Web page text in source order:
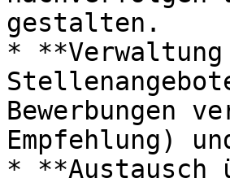
gestalten.
*
Bewerbungen
Empfehlung)
*